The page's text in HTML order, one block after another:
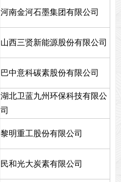
河南金河石墨集团有限公司
山西三贤新能源股份有限公司
巴中意科碳素股份有限公司
湖北卫蓝九州环保科技有限公
司
黎明重工股份有限公司
民和光大炭素有限公司